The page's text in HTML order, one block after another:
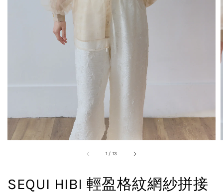
1 / 13
SEQUI HIBI 輕盈格紋網紗拼接